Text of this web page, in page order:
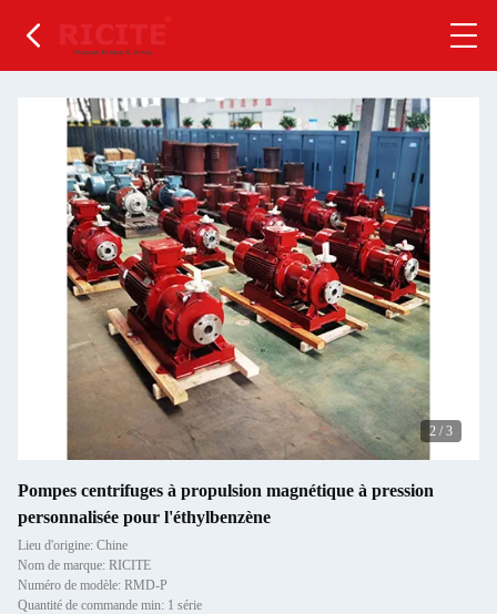
2 / 3
Pompes centrifuges à propulsion magnétique à pression
personnalisée pour l'éthylbenzène
Lieu d'origine: Chine
Nom de marque: RICITE
Numéro de modèle: RMD-P
Quantité de commande min: 1 série